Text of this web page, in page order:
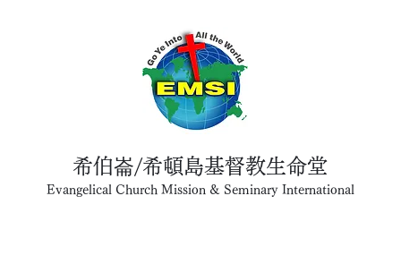
希伯崙/希頓島基督教生命堂
Evangelical Church Mission & Seminary International